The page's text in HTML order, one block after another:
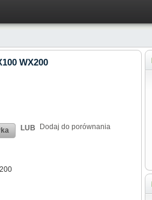
WX200
LUB Dodaj do porównania